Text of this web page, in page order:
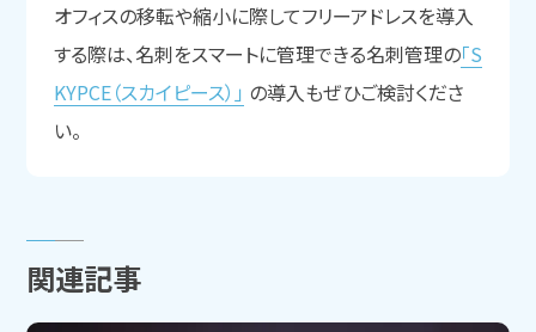
オフィスの移転や縮小に際してフリーアドレスを導入
する際は、名刺をスマートに管理できる名刺管理の「S
KYPCE（スカイピース）」 の導入もぜひご検討くださ
い。
関連記事